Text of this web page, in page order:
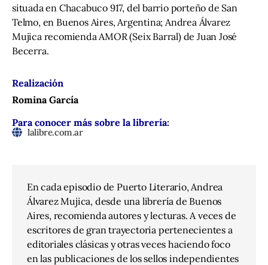
situada en Chacabuco 917, del barrio porteño de San
Telmo, en Buenos Aires, Argentina; Andrea Álvarez
Mujica recomienda AMOR (Seix Barral) de Juan José
Becerra.
Realización
Romina García
Para conocer más sobre la librería:
lalibre.com.ar
En cada episodio de Puerto Literario, Andrea
Álvarez Mujica, desde una librería de Buenos
Aires, recomienda autores y lecturas. A veces de
escritores de gran trayectoria pertenecientes a
editoriales clásicas y otras veces haciendo foco
en las publicaciones de los sellos independientes